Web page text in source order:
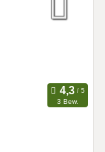
3 Bew.